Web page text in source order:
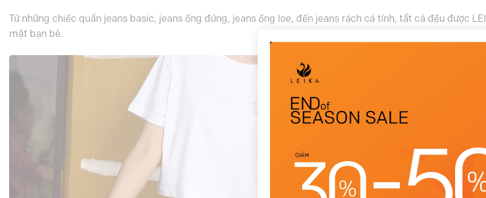
Từ những chiếc quần jeans basic, jeans ống đứng, jeans ống loe, đến jeans rách cá tính, tất cả đều được
mặt bạn bè.